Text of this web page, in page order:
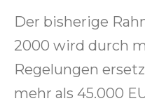
Der bisherige
2000 wird durch
Regelungen
mehr als 45.000